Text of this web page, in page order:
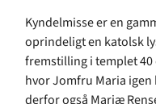
Kyndelmisse er en
oprindeligt en katolsk
fremstilling i templet
hvor Jomfru Maria
derfor også Mariæ